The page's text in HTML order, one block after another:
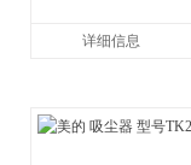
详细信息